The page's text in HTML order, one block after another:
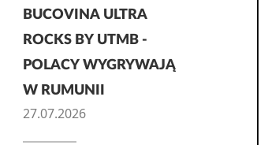
BUCOVINA ULTRA
ROCKS BY UTMB -
POLACY WYGRYWAJĄ
W RUMUNII
27.07.2026